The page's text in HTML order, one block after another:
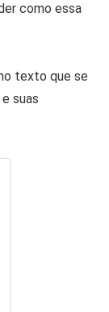
como essa
texto que se
suas